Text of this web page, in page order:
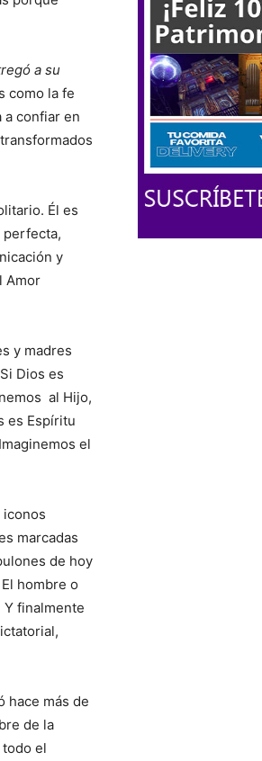
a su
como la fe
a confiar en
Él es
perfecta,
y
Amor
y madres
Dios es
al Hijo,
es Espíritu
el
marcadas
de hoy
hombre o
finalmente
hace más de
de la
el